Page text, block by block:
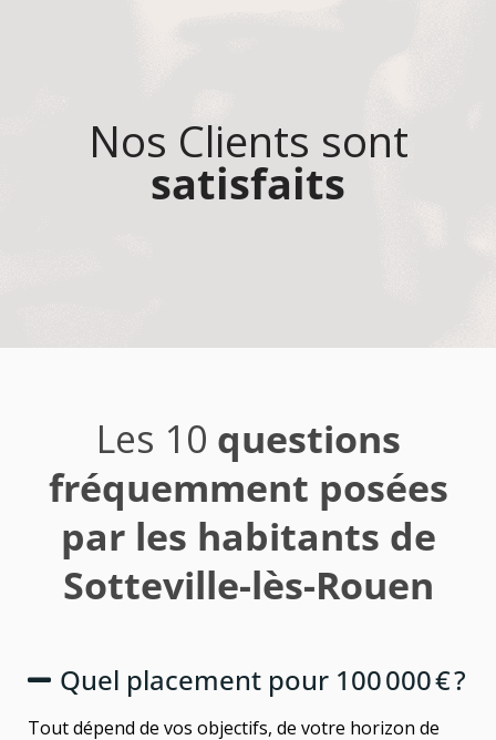
Nos Clients sont
satisfaits
Les 10 questions
fréquemment posées
par les habitants de
Sotteville-lès-Rouen
Quel placement pour 100 000 € ?
Tout dépend de vos objectifs, de votre horizon de